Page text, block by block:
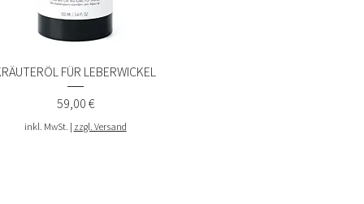
Schnellansicht
FÜR LEBERWICKEL
Preis
59,00 €
inkl. MwSt. | zzgl. Versand